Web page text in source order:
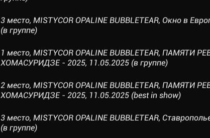
3 место, MISTYCOR OPALINE BUBBLETEAR, Окно в
(в группе)
1 место, MISTYCOR OPALINE BUBBLETEAR, ПАМЯТИ
ХОМАСУРИДЗЕ - 2025, 11.05.2025 (в группе)
2 место, MISTYCOR OPALINE BUBBLETEAR, ПАМЯТИ
ХОМАСУРИДЗЕ - 2025, 11.05.2025 (best in show)
3 место, MISTYCOR OPALINE BUBBLETEAR,
(в группе)